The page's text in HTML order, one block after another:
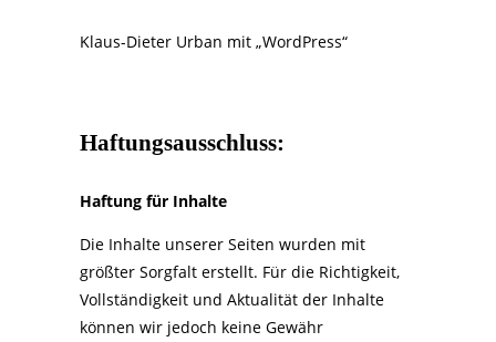
Klaus-Dieter Urban mit „WordPress“
Haftungsausschluss:
Haftung für Inhalte
Die Inhalte unserer Seiten wurden mit
größter Sorgfalt erstellt. Für die Richtigkeit,
Vollständigkeit und Aktualität der Inhalte
können wir jedoch keine Gewähr